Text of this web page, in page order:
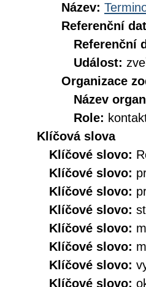
Název:
Referenční
Referenční
Událost:
Organizace
Název
Role:
Klíčová slova
Klíčové slovo:
Klíčové slovo:
Klíčové slovo:
Klíčové slovo:
Klíčové slovo:
Klíčové slovo:
Klíčové slovo:
Klíčové slovo: